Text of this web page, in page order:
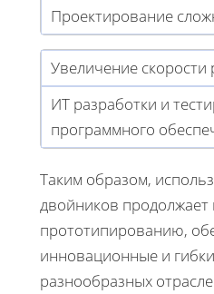
Проектирование
Увеличение скорости
ИТ разработки и
программного
Таким образом,
двойников продолжает
прототипированию,
инновационные и
разнообразных